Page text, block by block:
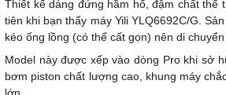
Thiết kế dáng đứng hầm hố, đậm chất thể
tiên khi bạn thấy máy Yili YLQ6692C/G.
kéo ống lồng (có thể cất gọn) nên di
Model này được xếp vào dòng Pro khi sở
bơm piston chất lượng cao, khung máy